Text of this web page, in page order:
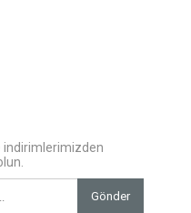
indirimlerimizden
Gönder